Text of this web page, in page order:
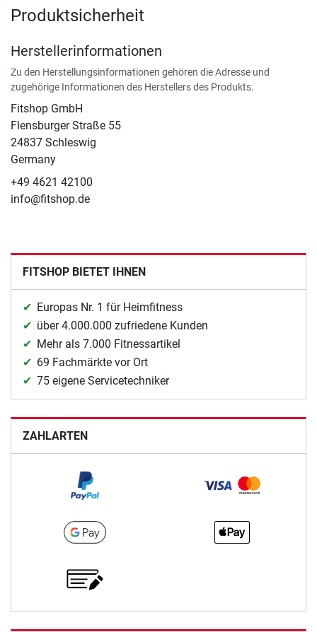
Produktsicherheit
Herstellerinformationen
Zu den Herstellungsinformationen gehören die Adresse und
zugehörige Informationen des Herstellers des Produkts.
Fitshop GmbH
Flensburger Straße 55
24837 Schleswig
Germany
+49 4621 42100
info@fitshop.de
FITSHOP BIETET IHNEN
Europas Nr. 1 für Heimfitness
über 4.000.000 zufriedene Kunden
Mehr als 7.000 Fitnessartikel
69 Fachmärkte vor Ort
75 eigene Servicetechniker
ZAHLARTEN